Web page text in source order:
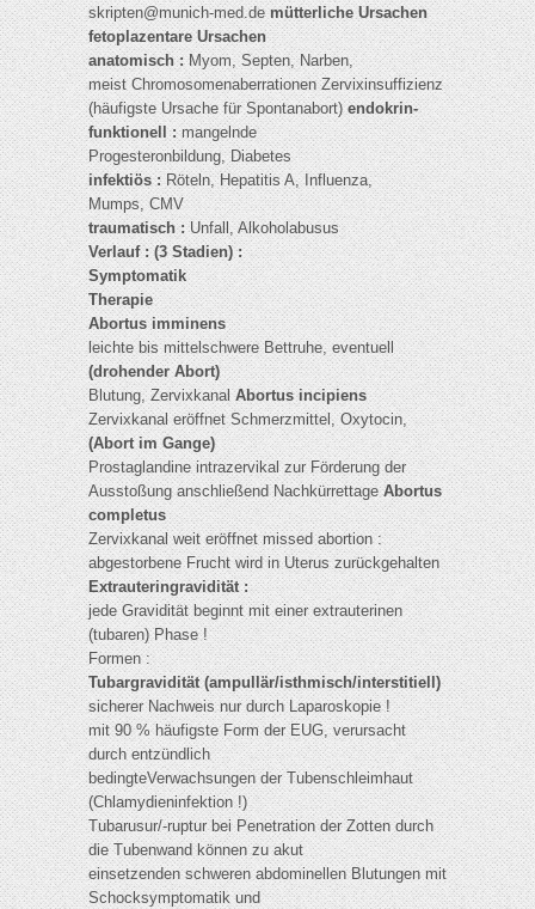
skripten@munich-med.de mütterliche Ursachen
fetoplazentare Ursachen
anatomisch :Myom, Septen, Narben,
meist Chromosomenaberrationen Zervixinsuffizienz
(häufigste Ursache für Spontanabort)endokrin-
funktionell :mangelnde
Progesteronbildung, Diabetes
infektiös : Röteln, Hepatitis A, Influenza,
Mumps, CMV
traumatisch :Unfall, Alkoholabusus
Verlauf : (3 Stadien) :
Symptomatik
Therapie
Abortus imminens
leichte bis mittelschwere Bettruhe, eventuell
(drohender Abort)
Blutung, ZervixkanalAbortus incipiens
Zervixkanal eröffnet Schmerzmittel, Oxytocin,
(Abort im Gange)
Prostaglandine intrazervikal zur Förderung der
Ausstoßung anschließend NachkürrettageAbortus
completus
Zervixkanal weit eröffnet missed abortion :
abgestorbene Frucht wird in Uterus zurückgehalten
Extrauteringravidität :
jede Gravidität beginnt mit einer extrauterinen
(tubaren) Phase !
Formen :
Tubargravidität (ampullär/isthmisch/interstitiell)
sicherer Nachweis nur durch Laparoskopie !
mit 90 % häufigste Form der EUG, verursacht
durch entzündlich
bedingteVerwachsungen der Tubenschleimhaut
(Chlamydieninfektion !)
Tubarusur/-ruptur bei Penetration der Zotten durch
die Tubenwand können zu akut
einsetzenden schweren abdominellen Blutungen mit
Schocksymptomatik und